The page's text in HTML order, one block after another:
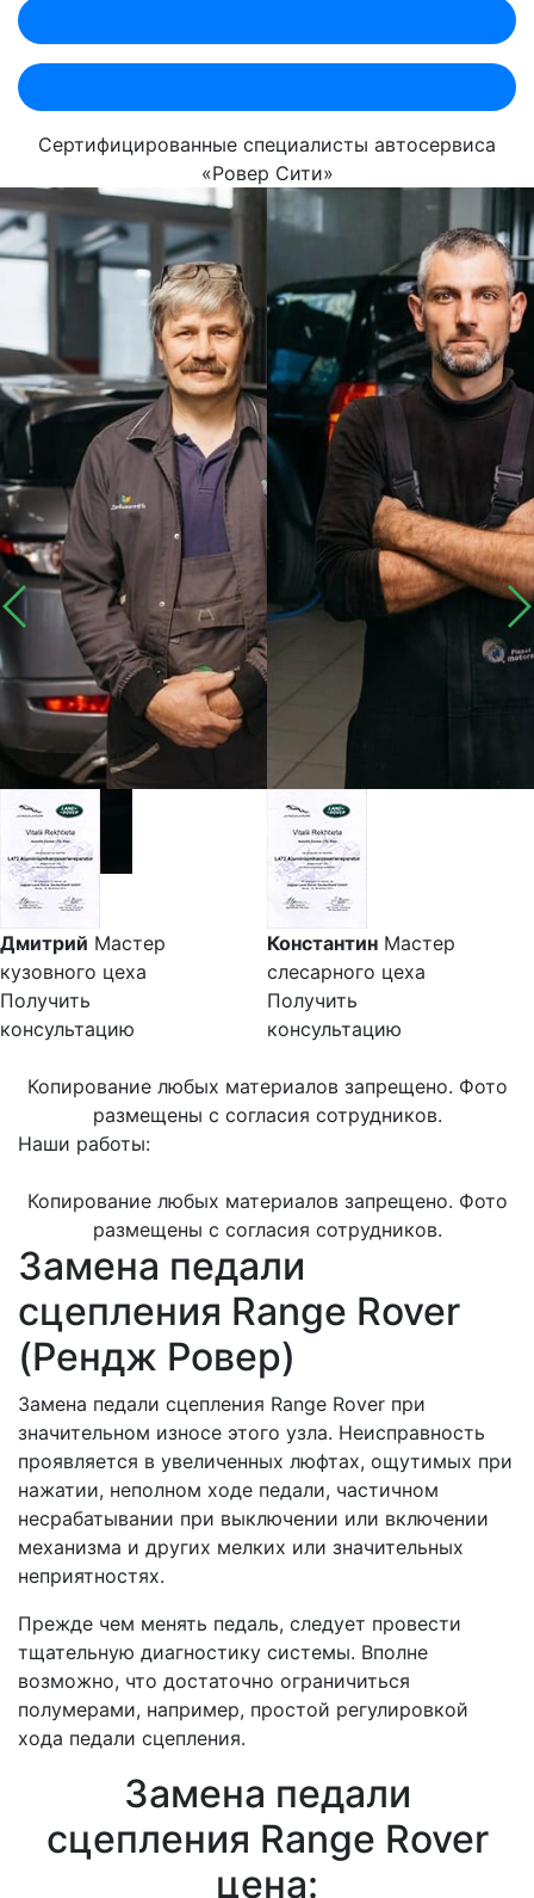
Сертифицированные специалисты автосервиса
«Ровер Сити»
Дмитрий Мастер
кузовного цеха
Получить
консультацию
Константин Мастер
слесарного цеха
Получить
консультацию
Копирование любых материалов запрещено. Фото
размещены с согласия сотрудников.
Наши работы:
Копирование любых материалов запрещено. Фото
размещены с согласия сотрудников.
Замена педали
сцепления Range Rover
(Рендж Ровер)
Замена педали сцепления Range Rover при
значительном износе этого узла. Неисправность
проявляется в увеличенных люфтах, ощутимых при
нажатии, неполном ходе педали, частичном
несрабатывании при выключении или включении
механизма и других мелких или значительных
неприятностях.
Прежде чем менять педаль, следует провести
тщательную диагностику системы. Вполне
возможно, что достаточно ограничиться
полумерами, например, простой регулировкой
хода педали сцепления.
Замена педали
сцепления Range Rover
цена: